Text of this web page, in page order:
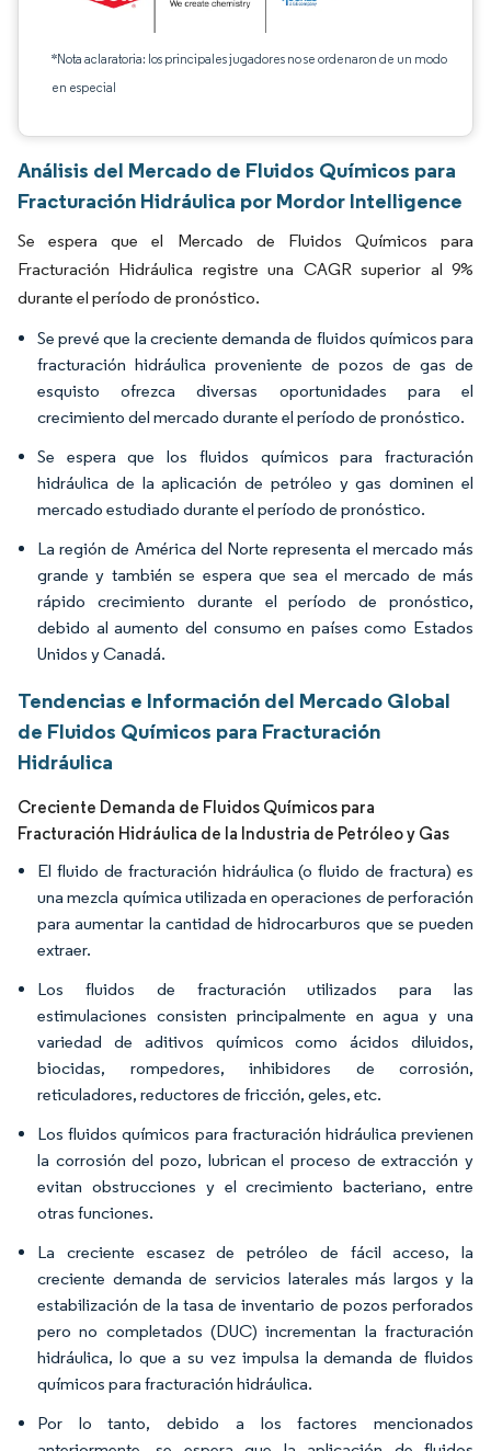
*Nota aclaratoria: los principales jugadores no se ordenaron de un modo
en especial
Análisis del Mercado de Fluidos Químicos para
Fracturación Hidráulica por Mordor Intelligence
Se espera que el Mercado de Fluidos Químicos para
Fracturación Hidráulica registre una CAGR superior al 9%
durante el período de pronóstico.
Se prevé que la creciente demanda de fluidos químicos para
fracturación hidráulica proveniente de pozos de gas de
esquisto ofrezca diversas oportunidades para el
crecimiento del mercado durante el período de pronóstico.
Se espera que los fluidos químicos para fracturación
hidráulica de la aplicación de petróleo y gas dominen el
mercado estudiado durante el período de pronóstico.
La región de América del Norte representa el mercado más
grande y también se espera que sea el mercado de más
rápido crecimiento durante el período de pronóstico,
debido al aumento del consumo en países como Estados
Unidos y Canadá.
Tendencias e Información del Mercado Global
de Fluidos Químicos para Fracturación
Hidráulica
Creciente Demanda de Fluidos Químicos para
Fracturación Hidráulica de la Industria de Petróleo y Gas
El fluido de fracturación hidráulica (o fluido de fractura) es
una mezcla química utilizada en operaciones de perforación
para aumentar la cantidad de hidrocarburos que se pueden
extraer.
Los fluidos de fracturación utilizados para las
estimulaciones consisten principalmente en agua y una
variedad de aditivos químicos como ácidos diluidos,
biocidas, rompedores, inhibidores de corrosión,
reticuladores, reductores de fricción, geles, etc.
Los fluidos químicos para fracturación hidráulica previenen
la corrosión del pozo, lubrican el proceso de extracción y
evitan obstrucciones y el crecimiento bacteriano, entre
otras funciones.
La creciente escasez de petróleo de fácil acceso, la
creciente demanda de servicios laterales más largos y la
estabilización de la tasa de inventario de pozos perforados
pero no completados (DUC) incrementan la fracturación
hidráulica, lo que a su vez impulsa la demanda de fluidos
químicos para fracturación hidráulica.
Por lo tanto, debido a los factores mencionados